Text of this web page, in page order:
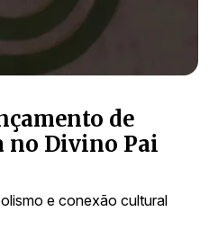
de
no Divino Pai
e conexão cultural